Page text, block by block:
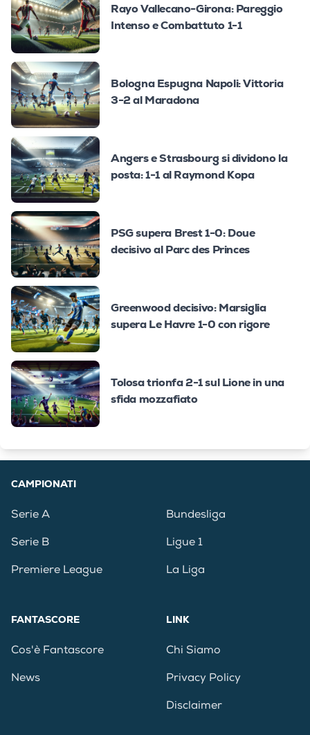
Rayo Vallecano-Girona: Pareggio
Intenso e Combattuto 1-1
Bologna Espugna Napoli: Vittoria
3-2 al Maradona
Angers e Strasbourg si dividono la
posta: 1-1 al Raymond Kopa
PSG supera Brest 1-0: Doue
decisivo al Parc des Princes
Greenwood decisivo: Marsiglia
supera Le Havre 1-0 con rigore
Tolosa trionfa 2-1 sul Lione in una
sfida mozzafiato
CAMPIONATI
Serie A
Serie B
Premiere League
Bundesliga
Ligue 1
La Liga
FANTASCORE
Cos'è Fantascore
News
LINK
Chi Siamo
Privacy Policy
Disclaimer